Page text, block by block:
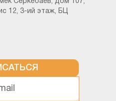
(без
12, 3-ий этаж, БЦ